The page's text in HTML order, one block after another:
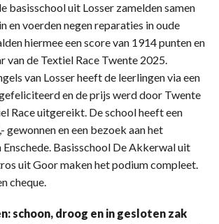
basisschool uit Losser zamelden samen
en voerden negen reparaties in oude
hiermee een score van 1914 punten en
van de Textiel Race Twente 2025.
van Losser heeft de leerlingen via een
en de prijs werd door Twente
Race uitgereikt. De school heeft een
gewonnen en een bezoek aan het
Basisschool De Akkerwal uit
uit Goor maken het podium compleet.
cheque.
schoon, droog en in gesloten zak